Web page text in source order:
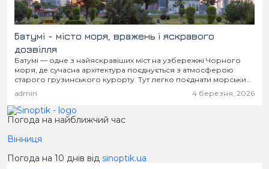
Батумі - місто моря, вражень і яскравого
дозвілля
Батумі — одне з найяскравіших міст на узбережжі Чорного
моря, де сучасна архітектура поєднується з атмосферою
старого грузинського курорту. Тут легко поєднати морський
відпочинок, гастрономічні відкриття та насичене міське життя...
admin 4 березня, 2026
Погода на найближчий час
Вінниця
Погода на 10 днів від sinoptik.ua